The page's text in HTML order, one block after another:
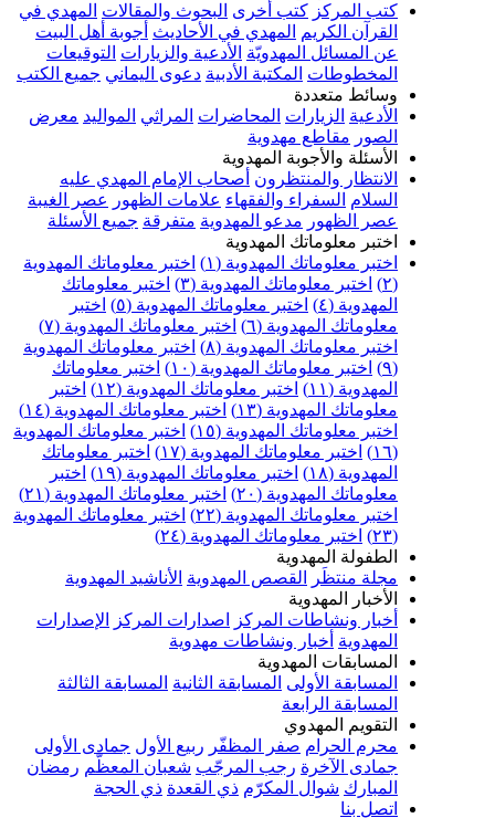
كتب أخرى البحوث والمقالات المهدي في
المهدي في الأحاديث أجوبة أهل البيت
المسائل المهدويّة الأدعية والزيارات التوقيعات
المكتبة الأدبية دعوى اليماني جميع الكتب
متعددة
الزيارات المحاضرات المراثي المواليد معرض
مقاطع مهدوية
والأجوبة المهدوية
والمنتظرون أصحاب الإمام المهدي عليه
السفراء والفقهاء علامات الظهور عصر الغيبة
مدعو المهدوية متفرقة جميع الأسئلة
معلوماتك المهدوية
معلوماتك المهدوية (١)
اختبر معلوماتك المهدوية
اختبر معلوماتك المهدوية (٣)
اختبر معلوماتك
اختبر معلوماتك المهدوية (٥)
اختبر
المهدوية (٦)
اختبر معلوماتك المهدوية (٧)
معلوماتك المهدوية (٨)
اختبر معلوماتك المهدوية
اختبر معلوماتك المهدوية (١٠)
اختبر معلوماتك
اختبر معلوماتك المهدوية (١٢)
اختبر
المهدوية (١٣)
اختبر معلوماتك المهدوية (١٤)
معلوماتك المهدوية (١٥)
اختبر معلوماتك المهدوية
اختبر معلوماتك المهدوية (١٧)
اختبر معلوماتك
اختبر معلوماتك المهدوية (١٩)
اختبر
المهدوية (٢٠)
اختبر معلوماتك المهدوية (٢١)
معلوماتك المهدوية (٢٢)
اختبر معلوماتك المهدوية
اختبر معلوماتك المهدوية (٢٤)
المهدوية
منتظَر
القصص المهدوية الأناشيد المهدوية
المهدوية
ونشاطات المركز اصدارات المركز الإصدارات
أخبار ونشاطات مهدوية
المهدوية
الأولى المسابقة الثانية المسابقة الثالثة
الرابعة
المهدوي
الحرام
صفر المظفّر ربيع الأول جمادى الأولى
رجب المرجّب شعبان المعظّم رمضان
شوال المكرّم ذي القعدة ذي الحجة